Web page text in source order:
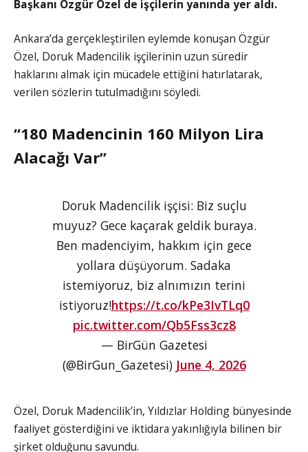
Başkanı Özgür Özel de işçilerin yanında yer aldı.
Ankara’da gerçekleştirilen eylemde konuşan Özgür
Özel, Doruk Madencilik işçilerinin uzun süredir
haklarını almak için mücadele ettiğini hatırlatarak,
verilen sözlerin tutulmadığını söyledi.
“180 Madencinin 160 Milyon Lira
Alacağı Var”
Doruk Madencilik işçisi: Biz suçlu
muyuz? Gece kaçarak geldik buraya.
Ben madenciyim, hakkım için gece
yollara düşüyorum. Sadaka
istemiyoruz, biz alnımızın terini
istiyoruz!https://t.co/kPe3IvTLq0
pic.twitter.com/Qb5Fss3cz8
— BirGün Gazetesi
(@BirGun_Gazetesi) June 4, 2026
Özel, Doruk Madencilik’in, Yıldızlar Holding bünyesinde
faaliyet gösterdiğini ve iktidara yakınlığıyla bilinen bir
şirket olduğunu savundu.